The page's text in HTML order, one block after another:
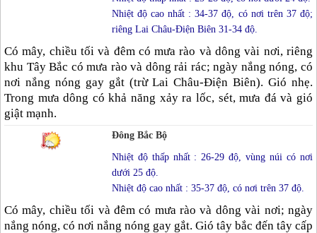
Nhiệt độ cao nhất : 34-37 độ, có nơi trên 37 độ;
riêng Lai Châu-Điện Biên 31-34 độ.
Có mây, chiều tối và đêm có mưa rào và dông vài nơi, riêng
khu Tây Bắc có mưa rào và dông rải rác; ngày nắng nóng, có
nơi nắng nóng gay gắt (trừ Lai Châu-Điện Biên). Gió nhẹ.
Trong mưa dông có khả năng xảy ra lốc, sét, mưa đá và gió
giật mạnh.
Đông Bắc Bộ
Nhiệt độ thấp nhất : 26-29 độ, vùng núi có nơi
dưới 25 độ.
Nhiệt độ cao nhất : 35-37 độ, có nơi trên 37 độ.
Có mây, chiều tối và đêm có mưa rào và dông vài nơi; ngày
nắng nóng, có nơi nắng nóng gay gắt. Gió tây bắc đến tây cấp